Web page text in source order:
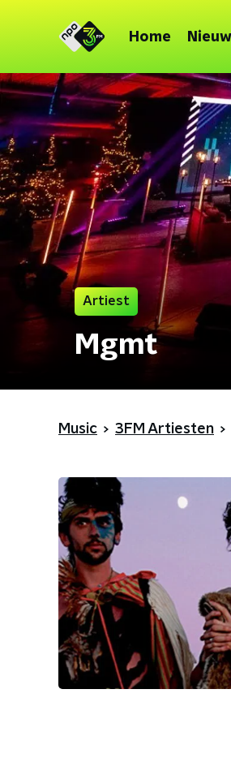
Home
Artiest
Mgmt
Music 3FM Artiesten